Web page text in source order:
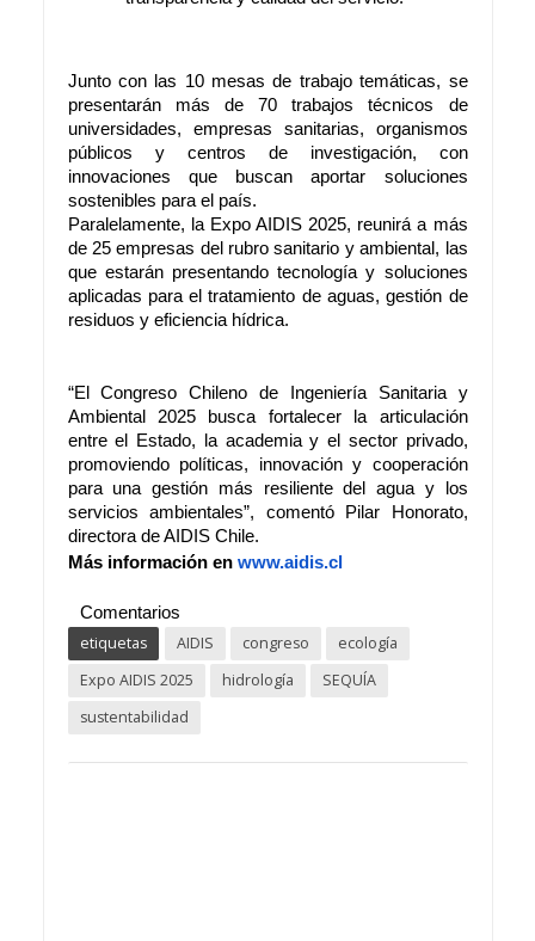
Junto con las 10 mesas de trabajo temáticas, se
presentarán más de 70 trabajos técnicos de
universidades, empresas sanitarias, organismos
públicos y centros de investigación, con
innovaciones que buscan aportar soluciones
sostenibles para el país.
Paralelamente, la Expo AIDIS 2025, reunirá a más
de 25 empresas del rubro sanitario y ambiental, las
que estarán presentando tecnología y soluciones
aplicadas para el tratamiento de aguas, gestión de
residuos y eficiencia hídrica.
“El Congreso Chileno de Ingeniería Sanitaria y
Ambiental 2025 busca fortalecer la articulación
entre el Estado, la academia y el sector privado,
promoviendo políticas, innovación y cooperación
para una gestión más resiliente del agua y los
servicios ambientales”, comentó Pilar Honorato,
directora de AIDIS Chile.
Más información en www.aidis.cl
Comentarios
etiquetas
AIDIS congreso
ecología
Expo AIDIS 2025
hidrología
SEQUÍA
sustentabilidad